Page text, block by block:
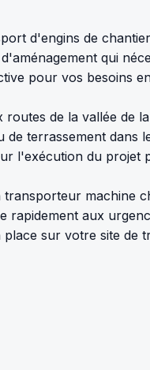
d'engins de
qui
pour vos besoins
de la vallée de
terrassement dans
l'exécution du projet
machine
rapidement aux
sur votre site de